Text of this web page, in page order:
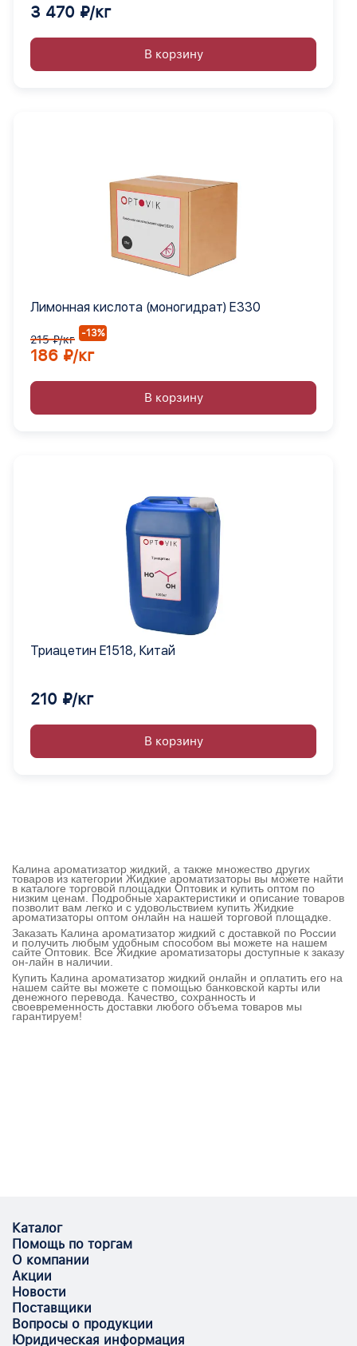
3 470 ₽/кг
В корзину
Лимонная кислота (моногидрат) Е330
215 ₽/кг -13%
186 ₽/кг
В корзину
Триацетин E1518, Китай
210 ₽/кг
В корзину
Калина ароматизатор жидкий, а также множество других
товаров из категории Жидкие ароматизаторы вы можете найти
в каталоге торговой площадки Оптовик и купить оптом по
низким ценам. Подробные характеристики и описание товаров
позволит вам легко и с удовольствием купить Жидкие
ароматизаторы оптом онлайн на нашей торговой площадке.
Заказать Калина ароматизатор жидкий с доставкой по России
и получить любым удобным способом вы можете на нашем
сайте Оптовик. Все Жидкие ароматизаторы доступные к заказу
он-лайн в наличии.
Купить Калина ароматизатор жидкий онлайн и оплатить его на
нашем сайте вы можете с помощью банковской карты или
денежного перевода. Качество, сохранность и
своевременность доставки любого объема товаров мы
гарантируем!
Каталог
Помощь по торгам
О компании
Акции
Новости
Поставщики
Вопросы о продукции
Юридическая информация